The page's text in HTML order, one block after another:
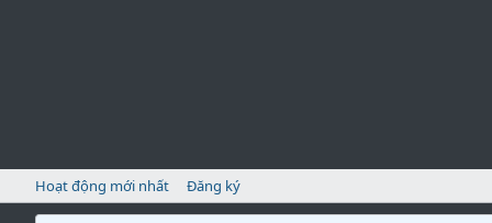
Hoạt động mới nhất Đăng ký